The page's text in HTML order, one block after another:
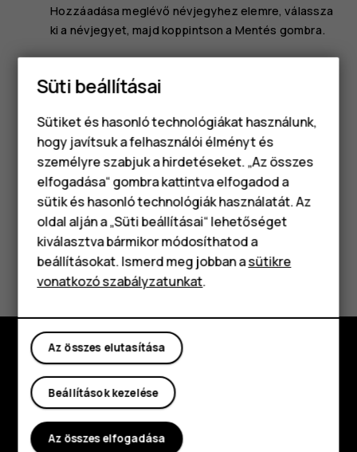
Okostelefonok
Klasszikus telefonok
Tartozékok
Táblagépek
Hozzáadása meglévő névjegyhez elemre, válassza
ki a névjegyet, majd koppintson a Mentés gombra.
Névjegy hozzáadása
Koppintson aNévjegyek
Töltse ki az adatokat.
Koppintson aMENTÉSgombra.
Hasznosnak találtad?
Fedezd fel
Rólunk
Planet and people
Süti beállításai
Sütiket és hasonló technológiákat használunk,
hogy javítsuk a felhasználói élményt és
személyre szabjuk a hirdetéseket. „Az összes
elfogadása“ gombra kattintva elfogadod a
sütik és hasonló technológiák használatát. Az
oldal alján a „Süti beállításai“ lehetőséget
kiválasztva bármikor módosíthatod a
beállításokat. Ismerd meg jobban asütikre
vonatkozó szabályzatunkat.
Az összes elutasítása
Beállítások kezelése
Az összes elfogadása